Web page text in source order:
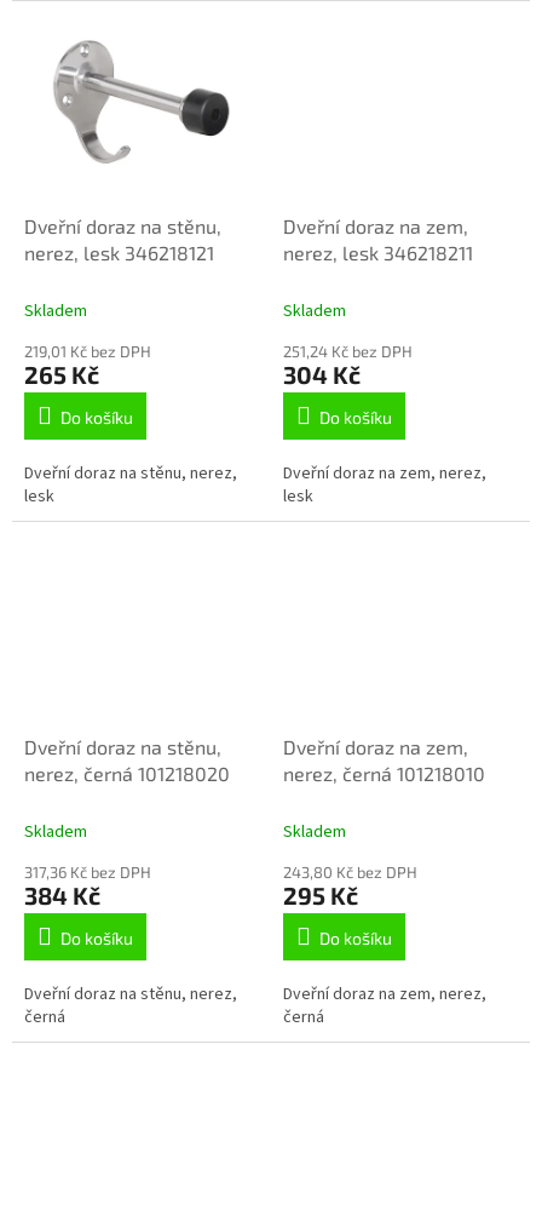
Dveřní doraz na stěnu,
nerez, lesk 346218121
Skladem
219,01 Kč bez DPH
265 Kč
Do košíku
Dveřní doraz na stěnu, nerez,
lesk
Dveřní doraz na zem,
nerez, lesk 346218211
Skladem
251,24 Kč bez DPH
304 Kč
Do košíku
Dveřní doraz na zem, nerez,
lesk
Dveřní doraz na stěnu,
nerez, černá 101218020
Skladem
317,36 Kč bez DPH
384 Kč
Do košíku
Dveřní doraz na stěnu, nerez,
černá
Dveřní doraz na zem,
nerez, černá 101218010
Skladem
243,80 Kč bez DPH
295 Kč
Do košíku
Dveřní doraz na zem, nerez,
černá